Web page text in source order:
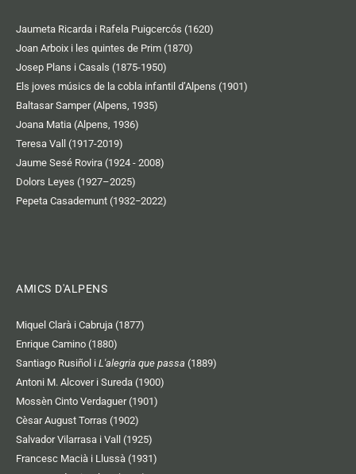
Jaumeta Ricarda i Rafela Puigcercós (1620)
Joan Arboix i les quintes de Prim (1870)
Josep Plans i Casals (1875-1950)
Els joves músics de la cobla infantil d’Alpens (1901)
Baltasar Samper (Alpens, 1935)
Joana Matia (Alpens, 1936)
Teresa Vall (1917-2019)
Jaume Sesé Rovira (1924 - 2008)
Dolors Leyes (1927–2025)
Pepeta Casademunt (1932−2022)
AMICS D'ALPENS
Miquel Clarà i Cabruja (1877)
Enrique Camino (1880)
Santiago Rusiñol i L'alegria que passa (1889)
Antoni M. Alcover i Sureda (1900)
Mossèn Cinto Verdaguer (1901)
Cèsar August Torras (1902)
Salvador Vilarrasa i Vall (1925)
Francesc Macià i Llussà (1931)